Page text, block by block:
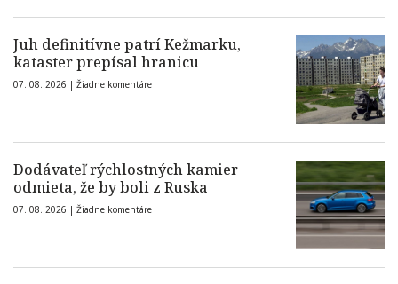
Juh definitívne patrí Kežmarku,
kataster prepísal hranicu
07. 08. 2026 | Žiadne komentáre
Dodávateľ rýchlostných kamier
odmieta, že by boli z Ruska
07. 08. 2026 | Žiadne komentáre